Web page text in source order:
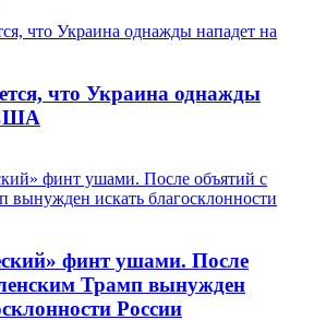
что Украина однажды
финт ушами. После
Трамп вынужден
России